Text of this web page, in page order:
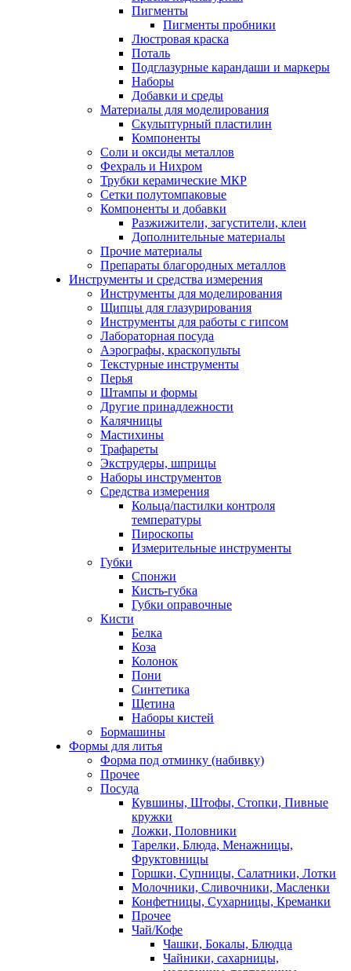
Пигменты
Пигменты пробники
Люстровая краска
Поталь
Подглазурные карандаши и маркеры
Наборы
Добавки и среды
Материалы для моделирования
Скульптурный пластилин
Компоненты
Соли и оксиды металлов
Фехраль и Нихром
Трубки керамические МКР
Сетки полутомпаковые
Компоненты и добавки
Разжижители, загустители, клеи
Дополнительные материалы
Прочие материалы
Препараты благородных металлов
Инструменты и средства измерения
Инструменты для моделирования
Щипцы для глазурирования
Инструменты для работы с гипсом
Лабораторная посуда
Аэрографы, краскопульты
Текстурные инструменты
Перья
Штампы и формы
Другие принадлежности
Калячницы
Мастихины
Трафареты
Экструдеры, шприцы
Наборы инструментов
Средства измерения
Кольца/пастилки контроля
температуры
Пироскопы
Измерительные инструменты
Губки
Спонжи
Кисть-губка
Губки оправочные
Кисти
Белка
Коза
Колонок
Пони
Синтетика
Щетина
Наборы кистей
Бормашины
Формы для литья
Форма под отминку (набивку)
Прочее
Посуда
Кувшины, Штофы, Стопки, Пивные
кружки
Ложки, Половники
Тарелки, Блюда, Менажницы,
Фруктовницы
Горшки, Супницы, Салатники, Лотки
Молочники, Сливочники, Масленки
Конфетницы, Сухарницы, Креманки
Прочее
Чай/Кофе
Чашки, Бокалы, Блюдца
Чайники, сахарницы,